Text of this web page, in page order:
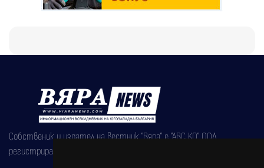
Собственик и издател на вестник "Вяра" е "АВС КО" ООД,
регистрирана на 08.05.2002 година.